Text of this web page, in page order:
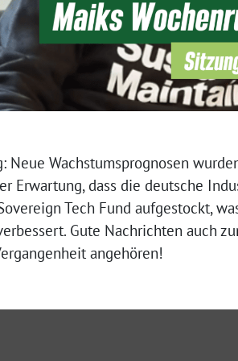
Neue Wachstumsprognosen
Erwartung, dass die deutsche
Tech Fund aufgestockt,
Gute Nachrichten auch
angehören!